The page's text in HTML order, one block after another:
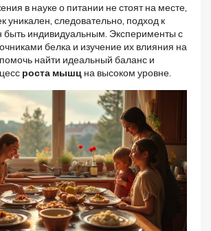
в науке о питании не стоят на месте,
уникален, следовательно, подход к
быть индивидуальным. Эксперименты с
белка и изучение их влияния на
найти идеальный баланс и
роста мышц на высоком уровне.